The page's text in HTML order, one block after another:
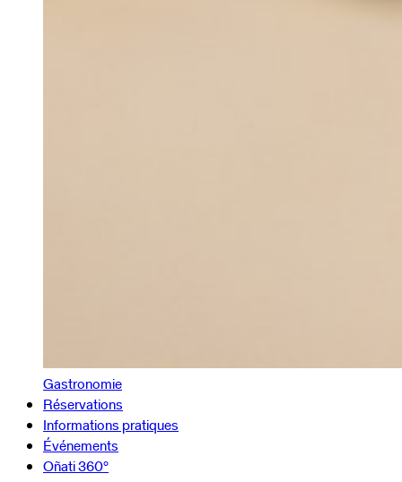
Gastronomie
Réservations
Informations pratiques
Événements
Oñati 360º